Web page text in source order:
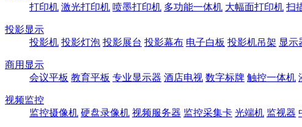
打印机 激光打印机 喷墨打印机 多功能一体机 大幅面打印机 扫
投影显示
投影机 投影灯泡 投影展台 投影幕布 电子白板 投影机吊架 显示
商用显示
会议平板 教育平板 专业显示器 酒店电视 数字标牌 触控一体机
视频监控
监控摄像机 硬盘录像机 视频服务器 监控采集卡 光端机 监视器